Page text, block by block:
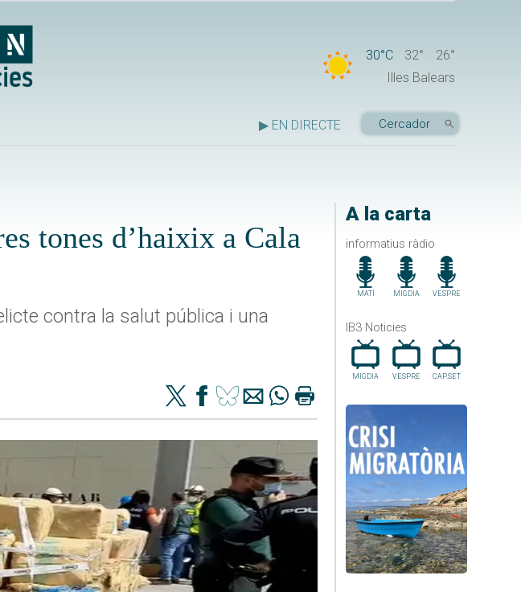
30°C 32°
26°
Illes Balears
▶ EN DIRECTE
A la carta
informatius ràdio
MATÍ MIGDIA VESPRE
IB3 Noticies
MIGDIA VESPRE CAP.SET
tones d’haixix a Cala
contra la salut pública i una